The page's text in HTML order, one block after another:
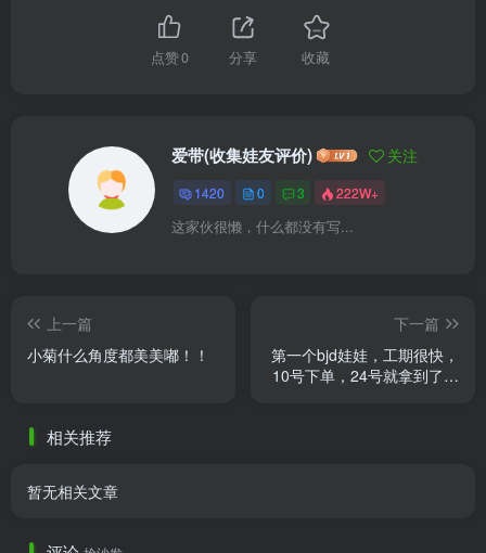
点赞0 分享 收藏
爱带(收集娃友评价) 关注
1420 0 3 222W+
这家伙很懒，什么都没有写...
上一篇
小菊什么角度都美美嘟！！
下一篇
第一个bjd娃娃，工期很快，
10号下单，24号就拿到了，
相关推荐
暂无相关文章